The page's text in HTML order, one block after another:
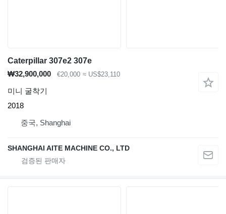
Caterpillar 307e2 307e
₩32,900,000
€20,000 ≈ US$23,110
미니 굴착기
2018
중국, Shanghai
SHANGHAI AITE MACHINE CO., LTD